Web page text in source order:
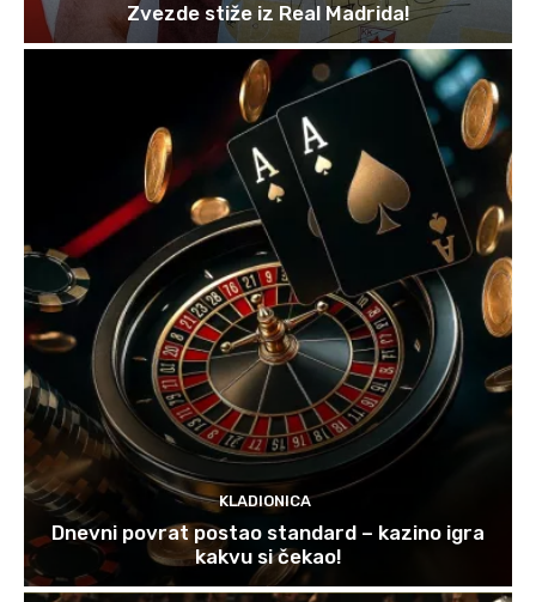
Zvezde stiže iz Real Madrida!
KLADIONICA
Dnevni povrat postao standard – kazino igra
kakvu si čekao!